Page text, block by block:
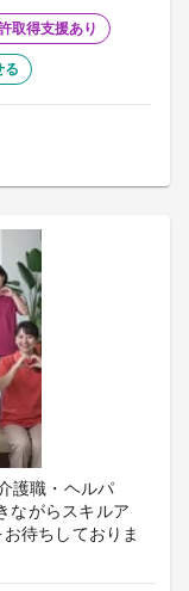
取得支援あり
る
護職・ヘルパ
ながらスキルア
待ちしておりま